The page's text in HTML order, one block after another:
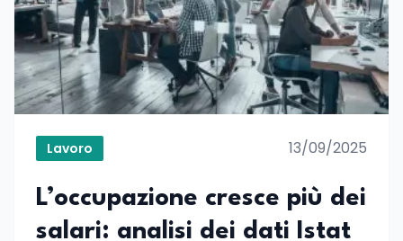
Lavoro 13/09/2025
L’occupazione cresce più dei
salari: analisi dei dati Istat